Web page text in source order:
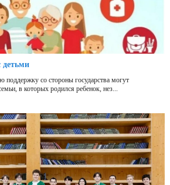
детьми
поддержку со стороны государства могут
в которых родился ребенок, нез...